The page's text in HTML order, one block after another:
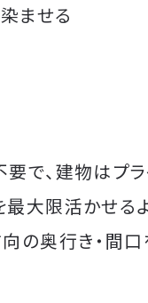
ませる
で、建物はプ
大限活かせる
の奥行き・間